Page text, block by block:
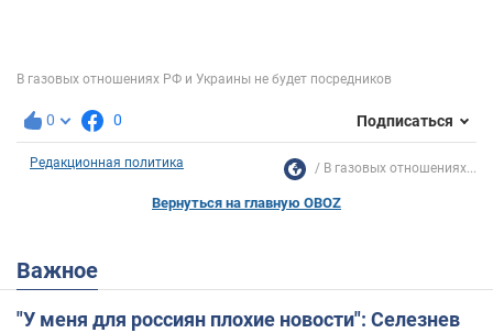
0 0 Подписаться
Редакционная политика В газовых отношениях...
Вернуться на главную OBOZ
Важное
"У меня для россиян плохие новости": Селезнев